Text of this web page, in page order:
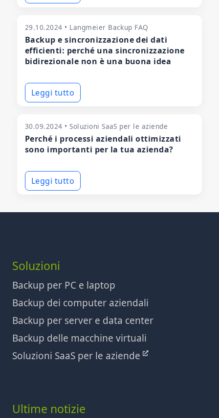
29.10.2024 • Langmeier Backup FAQ
Backup e sincronizzazione dei dati
efficienti: perché una sincronizzazione
bidirezionale non è una buona idea
Leggi tutto
30.09.2024 • Soluzioni SaaS per le aziende
Perché i processi aziendali ottimizzati
sono importanti per la tua azienda?
Leggi tutto
Soluzioni
Backup per PC e laptop
Backup dei computer aziendali
Backup per server e data center
Backup delle macchine virtuali
Soluzioni SaaS per le aziende
Ultime notizie